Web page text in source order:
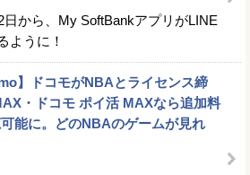
日から、My SoftBankアプリがLINE
ように！
】ドコモがNBAとライセンス締
・ドコモ ポイ活 MAXなら追加料
能に。どのNBAのゲームが見れ